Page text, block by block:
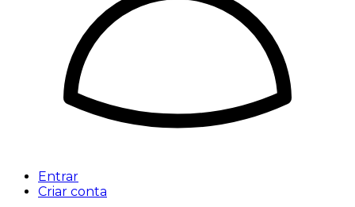
Entrar
Criar conta